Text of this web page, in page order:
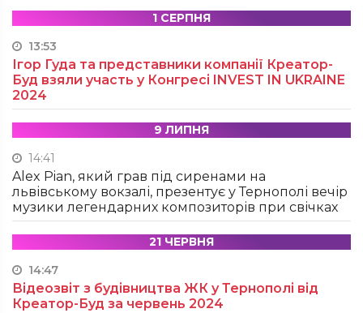
1 СЕРПНЯ
13:53
Ігор Гуда та представники компанії Креатор-
Буд взяли участь у Конгресі INVEST IN UKRAINE
2024
9 ЛИПНЯ
14:41
Alex Pian, який грав під сиренами на
львівському вокзалі, презентує у Тернополі вечір
музики легендарних композиторів при свічках
21 ЧЕРВНЯ
14:47
Відеозвіт з будівництва ЖК у Тернополі від
Креатор-Буд за червень 2024